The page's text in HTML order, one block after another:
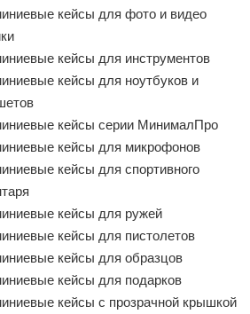
кейсы для фото и видео
кейсы для инструментов
кейсы для ноутбуков и
кейсы серии МинималПро
кейсы для микрофонов
кейсы для спортивного
кейсы для ружей
кейсы для пистолетов
кейсы для образцов
кейсы для подарков
кейсы с прозрачной крышкой